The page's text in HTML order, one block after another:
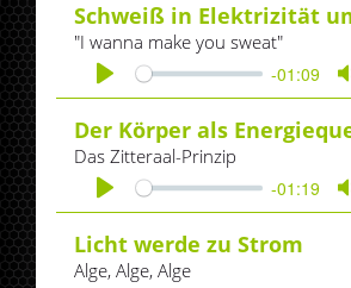
Schweiß in Elektrizität
"I wanna make you sweat"
Play
-01:09
Der Körper als
Das Zitteraal-Prinzip
Play
-01:19
Licht werde zu Strom
Alge, Alge, Alge